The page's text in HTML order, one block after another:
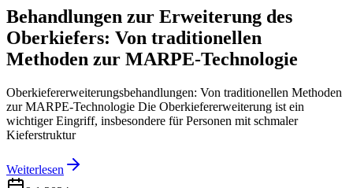
Behandlungen zur Erweiterung des
Oberkiefers: Von traditionellen
Methoden zur MARPE-Technologie
Oberkiefererweiterungsbehandlungen: Von traditionellen Methoden
zur MARPE-Technologie Die Oberkiefererweiterung ist ein
wichtiger Eingriff, insbesondere für Personen mit schmaler
Kieferstruktur
Weiterlesen